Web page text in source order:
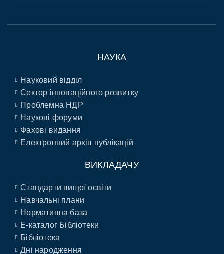
НАУКА
Науковий відділ
Сектор інноваційного розвитку
Проблемна НДР
Наукові форуми
Фахові видання
Електронний архів публікацій
ВИКЛАДАЧУ
Стандарти вищої освіти
Навчальні плани
Нормативна база
E-каталог Бібліотеки
Бібліотека
Дні народження